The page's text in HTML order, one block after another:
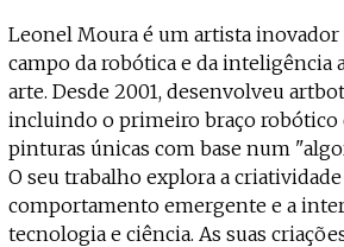
Mapa
Submeter Eventos
Formadores
Links úteis
Publicações
Sobre
Projecto e Equipa
Estatuto Editorial
Ficha Técnica
Política de privacidade
Contactar
Política de privacidade - App
— apoia o Coffeepaste e ajuda-nos a chegar mais longe.
Leonel Moura é um artista
campo da robótica e da inteligência
arte. Desde 2001, desenvolveu
incluindo o primeiro braço robótico
pinturas únicas com base num
O seu trabalho explora a
comportamento emergente e a
tecnologia e ciência. As suas